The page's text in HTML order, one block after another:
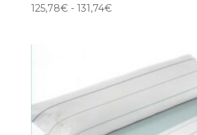
125,78€ - 131,74€Rango
125,78€
hasta